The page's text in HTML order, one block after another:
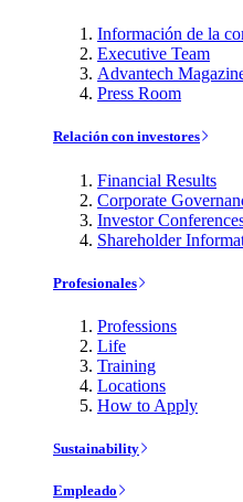
Información de la
Executive Team
Advantech
Press Room
Relación con investores
Financial Results
Corporate
Investor
Shareholder
Profesionales
Professions
Life
Training
Locations
How to Apply
Sustainability
Empleado